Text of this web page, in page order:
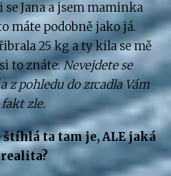
Jana a jsem maminka
máte podobně jako já.
25 kg a ty kila se mě
to znáte:Nevejdete se
z pohledu do zrcadla Vám
zle.
ta tam je, ALE jaká